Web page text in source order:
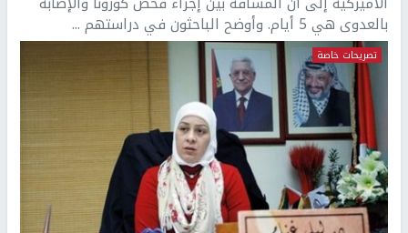
بالعدوى هي 5 أيام. وأوضح الباحثون في دراستهم ...
تصريحات خاصة